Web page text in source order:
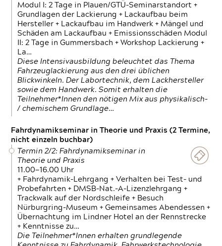
Modul I: 2 Tage in Plauen/GTÜ-Seminarstandort +
Grundlagen der Lackierung + Lackaufbau beim
Hersteller + Lackaufbau im Handwerk + Mängel und
Schäden am Lackaufbau + Emissionsschäden Modul
II: 2 Tage in Gummersbach + Workshop Lackierung +
La…
Diese Intensivausbildung beleuchtet das Thema
Fahrzeuglackierung aus den drei üblichen
Blickwinkeln. Der Labortechnik, dem Lackhersteller
sowie dem Handwerk. Somit erhalten die
Teilnehmer*Innen den nötigen Mix aus physikalisch-
/ chemischem Grundlage…
Fahrdynamikseminar in Theorie und Praxis (2 Termine,
nicht einzeln buchbar)
Termin 2/2: Fahrdynamikseminar in
Theorie und Praxis
11.00—16.00 Uhr
+ Fahrdynamik-Lehrgang + Verhalten bei Test- und
Probefahrten + DMSB-Nat.-A-Lizenzlehrgang +
Trackwalk auf der Nordschleife + Besuch
Nürburgring-Museum + Gemeinsames Abendessen +
Übernachtung im Lindner Hotel an der Rennstrecke
+ Kenntnisse zu…
Die Teilnehmer*Innen erhalten grundlegende